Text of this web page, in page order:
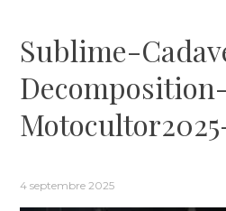
Sublime-
4 septembre 2025